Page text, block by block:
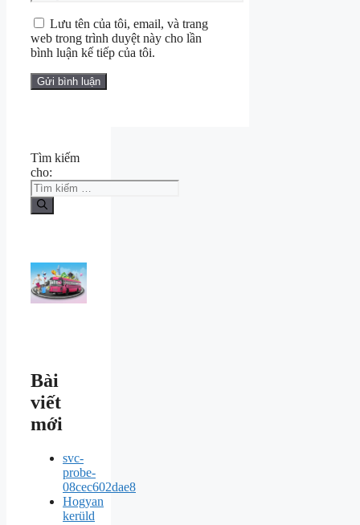
Lưu tên của tôi, email, và trang
web trong trình duyệt này cho lần
bình luận kế tiếp của tôi.
Tìm kiếm
cho:
Bài
viết
mới
svc-
probe-
08cec602dae8
Hogyan
kerüld